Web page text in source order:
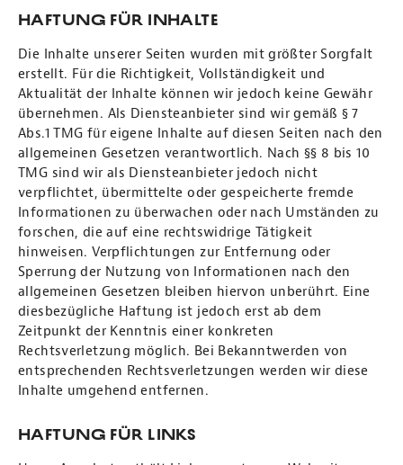
Haftung für Inhalte
Die Inhalte unserer Seiten wurden mit größter Sorgfalt
erstellt. Für die Richtigkeit, Vollständigkeit und
Aktualität der Inhalte können wir jedoch keine Gewähr
übernehmen. Als Diensteanbieter sind wir gemäß § 7
Abs.1 TMG für eigene Inhalte auf diesen Seiten nach den
allgemeinen Gesetzen verantwortlich. Nach §§ 8 bis 10
TMG sind wir als Diensteanbieter jedoch nicht
verpflichtet, übermittelte oder gespeicherte fremde
Informationen zu überwachen oder nach Umständen zu
forschen, die auf eine rechtswidrige Tätigkeit
hinweisen. Verpflichtungen zur Entfernung oder
Sperrung der Nutzung von Informationen nach den
allgemeinen Gesetzen bleiben hiervon unberührt. Eine
diesbezügliche Haftung ist jedoch erst ab dem
Zeitpunkt der Kenntnis einer konkreten
Rechtsverletzung möglich. Bei Bekanntwerden von
entsprechenden Rechtsverletzungen werden wir diese
Inhalte umgehend entfernen.
Haftung für Links